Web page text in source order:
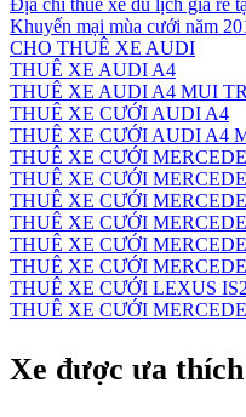
Địa chỉ thuê xe du lịch giá rẻ
Khuyến mại mùa cưới năm
CHO THUÊ XE AUDI
THUÊ XE AUDI A4
THUÊ XE AUDI A4 MUI
THUÊ XE CƯỚI AUDI A4
THUÊ XE CƯỚI AUDI A4
THUÊ XE CƯỚI
THUÊ XE CƯỚI
THUÊ XE CƯỚI
THUÊ XE CƯỚI
THUÊ XE CƯỚI
THUÊ XE CƯỚI
THUÊ XE CƯỚI LEXUS
THUÊ XE CƯỚI
Xe được ưa thích